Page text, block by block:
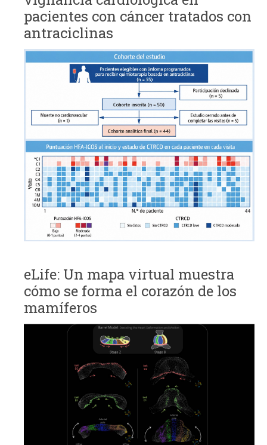
pacientes con cáncer tratados con
antraciclinas
eLife: Un mapa virtual muestra
cómo se forma el corazón de los
mamíferos